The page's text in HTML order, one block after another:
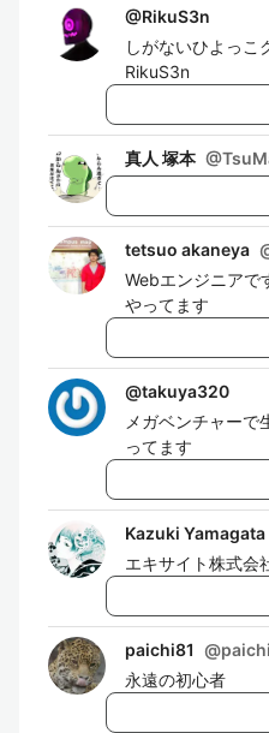
@RikuS3n
しがないひよっこ
RikuS3n
真人 塚本 @
tetsuo akaneya
Webエンジニアで
やってます
@takuya320
メガベンチャーで
ってます
Kazuki Yamagata
エキサイト株式会
paichi81 @
永遠の初心者